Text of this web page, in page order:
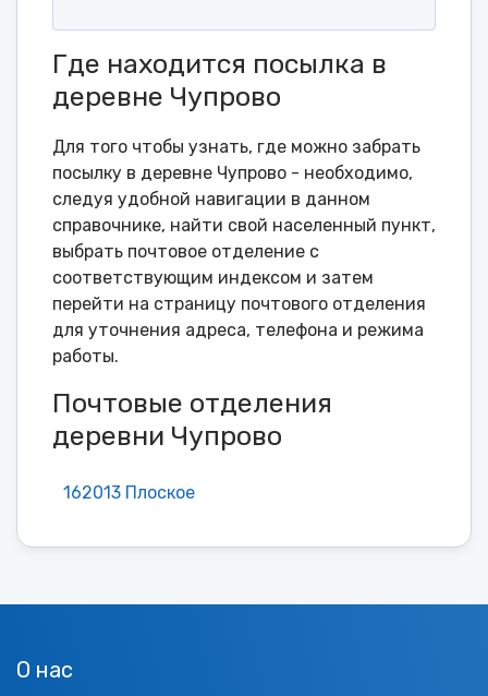
Где находится посылка в
деревне Чупрово
Для того чтобы узнать, где можно забрать
посылку в деревне Чупрово - необходимо,
следуя удобной навигации в данном
справочнике, найти свой населенный пункт,
выбрать почтовое отделение с
соответствующим индексом и затем
перейти на страницу почтового отделения
для уточнения адреса, телефона и режима
работы.
Почтовые отделения
деревни Чупрово
162013 Плоское
О нас